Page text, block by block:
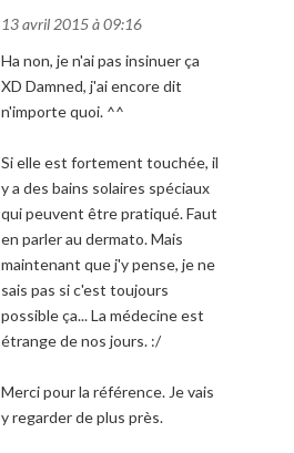
13 avril 2015 à 09:16
Ha non, je n'ai pas insinuer ça
XD Damned, j'ai encore dit
n'importe quoi. ^^
Si elle est fortement touchée, il
y a des bains solaires spéciaux
qui peuvent être pratiqué. Faut
en parler au dermato. Mais
maintenant que j'y pense, je ne
sais pas si c'est toujours
possible ça... La médecine est
étrange de nos jours. :/
Merci pour la référence. Je vais
y regarder de plus près.